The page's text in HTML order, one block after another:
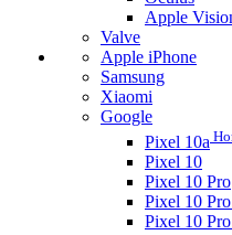
Apple
Valve
Apple iPhone
Samsung
Xiaomi
Google
Pixel 10a
Pixel 10
Pixel 10 Pro
Pixel 10
Pixel 10